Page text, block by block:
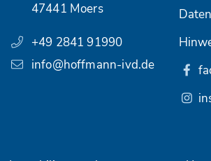
47441 Moers
+49 2841 91990
info@hoffmann-ivd.de